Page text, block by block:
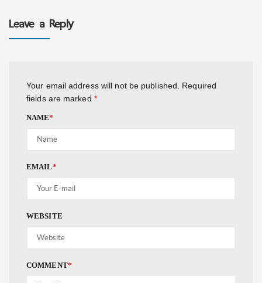
Leave a Reply
Your email address will not be published.
Required
fields are marked *
NAME*
EMAIL*
WEBSITE
COMMENT*